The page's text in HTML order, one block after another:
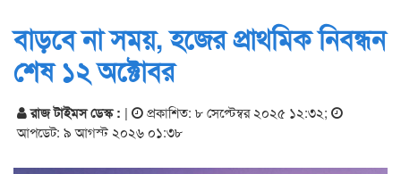
বাড়বে না সময়, হজের প্রাথমিক নিবন্ধন
শেষ ১২ অক্টোবর
রাজ টাইমস ডেস্ক : | প্রকাশিত: ৮ সেপ্টেম্বর ২০২৫ ১২:৩২;
আপডেট: ৯ আগস্ট ২০২৬ ০১:৩৮